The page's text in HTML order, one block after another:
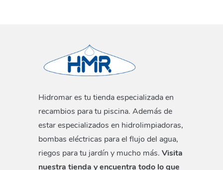
Hidromar es tu tienda especializada en
recambios para tu piscina. Además de
estar especializados en hidrolimpiadoras,
bombas eléctricas para el flujo del agua,
riegos para tu jardín y mucho más. Visita
nuestra tienda y encuentra todo lo que